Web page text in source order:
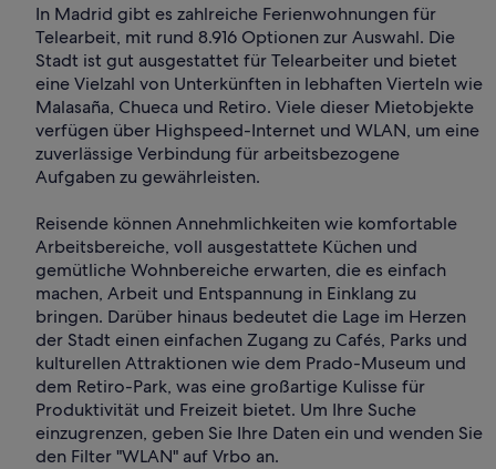
In Madrid gibt es zahlreiche Ferienwohnungen für
Telearbeit, mit rund 8.916 Optionen zur Auswahl. Die
Stadt ist gut ausgestattet für Telearbeiter und bietet
eine Vielzahl von Unterkünften in lebhaften Vierteln wie
Malasaña, Chueca und Retiro. Viele dieser Mietobjekte
verfügen über Highspeed-Internet und WLAN, um eine
zuverlässige Verbindung für arbeitsbezogene
Aufgaben zu gewährleisten.
Reisende können Annehmlichkeiten wie komfortable
Arbeitsbereiche, voll ausgestattete Küchen und
gemütliche Wohnbereiche erwarten, die es einfach
machen, Arbeit und Entspannung in Einklang zu
bringen. Darüber hinaus bedeutet die Lage im Herzen
der Stadt einen einfachen Zugang zu Cafés, Parks und
kulturellen Attraktionen wie dem Prado-Museum und
dem Retiro-Park, was eine großartige Kulisse für
Produktivität und Freizeit bietet. Um Ihre Suche
einzugrenzen, geben Sie Ihre Daten ein und wenden Sie
den Filter "WLAN" auf Vrbo an.